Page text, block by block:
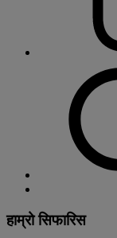
हाम्रो सिफारिस